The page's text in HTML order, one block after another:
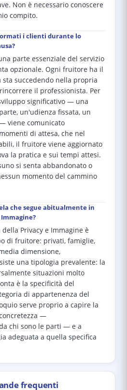
Non è necessario conoscere
compito.
i clienti durante lo
parte essenziale del servizio
opzionale. Ogni fruitore ha il
succedendo nella propria
il professionista. Per
significativo — una
un'udienza fissata, un
viene comunicato
di attesa, che nel
il fruitore viene aggiornato
la pratica e sui tempi attesi.
si senta abbandonato o
momento del cammino
che segue abitualmente in
Privacy e Immagine è
di fruitore: privati, famiglie,
dimensione,
una tipologia prevalente: la
situazioni molto
è la specificità del
di appartenenza del
serve proprio a capire la
—
chi sono le parti — e a
adeguata a quella specifica
frequenti